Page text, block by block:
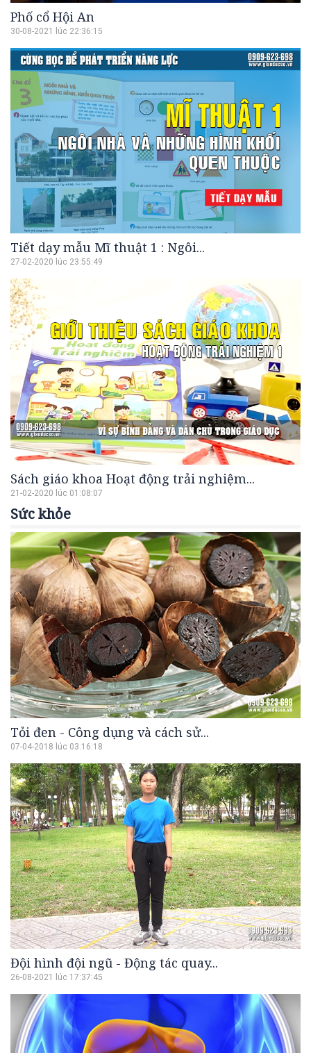
Phố cổ Hội An
30-08-2021 lúc 22:36:15
Tiết dạy mẫu Mĩ thuật 1 : Ngôi...
27-02-2020 lúc 23:55:49
Sách giáo khoa Hoạt động trải nghiệm...
21-02-2020 lúc 01:08:07
Sức khỏe
Tỏi đen - Công dụng và cách sử...
07-04-2018 lúc 03:16:18
Đội hình đội ngũ - Động tác quay...
26-08-2021 lúc 17:37:45